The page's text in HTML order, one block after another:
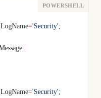
='Security';
='Security';